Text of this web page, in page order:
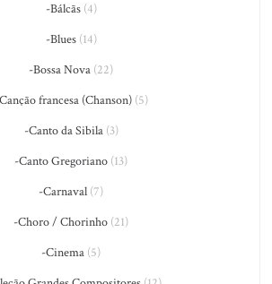
-Bálcãs(4)
-Blues(14)
-Bossa Nova (22)
francesa (Chanson)(5)
-Canto da Sibila(3)
-Canto Gregoriano (13)
-Carnaval (7)
-Choro / Chorinho (21)
-Cinema (5)